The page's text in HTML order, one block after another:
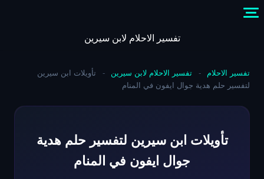
content
تفسير الاحلام لابن سيرين
تفسير الاحلام - تفسير الاحلام لابن سيرين -
تأويلات ابن سيرين
لتفسير حلم هدية جوال ايفون في المنام
تأويلات ابن سيرين لتفسير حلم هدية
جوال ايفون في المنام